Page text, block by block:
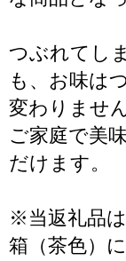
つぶれてし
も、お味は
変わりませ
ご家庭で美
だけます。
※当返礼品
箱（茶色）